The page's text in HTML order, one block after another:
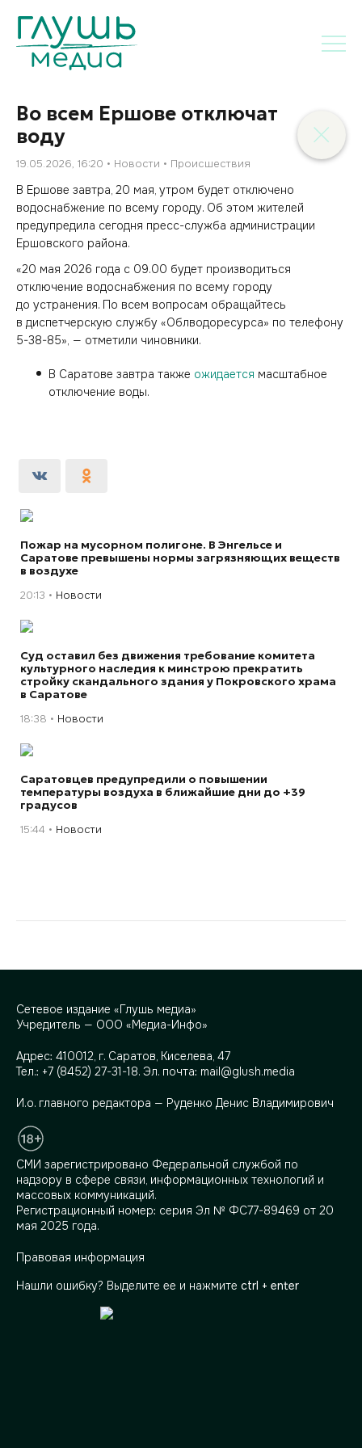
Во всем Ершове отключат
воду
19.05.2026, 16:20 Новости Происшествия
В Ершове завтра, 20 мая, утром будет отключено
водоснабжение по всему городу. Об этом жителей
предупредила сегодня пресс-служба администрации
Ершовского района.
«20 мая 2026 года с 09.00 будет производиться
отключение водоснабжения по всему городу
до устранения. По всем вопросам обращайтесь
в диспетчерскую службу «Облводоресурса» по телефону
5-38-85», — отметили чиновники.
В Саратове завтра также ожидается масштабное
отключение воды.
Пожар на мусорном полигоне. В Энгельсе и
Саратове превышены нормы загрязняющих веществ
в воздухе
20:13 Новости
Суд оставил без движения требование комитета
культурного наследия к минстрою прекратить
стройку скандального здания у Покровского храма
в Саратове
18:38 Новости
Саратовцев предупредили о повышении
температуры воздуха в ближайшие дни до +39
градусов
15:44 Новости
Сетевое издание «Глушь медиа»
Учредитель — ООО «Медиа-Инфо»
Адрес: 410012, г. Саратов, Киселева, 47
Тел.: +7 (8452) 27-31-18. Эл. почта: mail@glush.media
И.о. главного редактора — Руденко Денис Владимирович
СМИ зарегистрировано Федеральной службой по
надзору в сфере связи, информационных технологий и
массовых коммуникаций.
Регистрационный номер: серия Эл № ФС77-89469 от 20
мая 2025 года.
Правовая информация
Нашли ошибку? Выделите ее и нажмите ctrl + enter